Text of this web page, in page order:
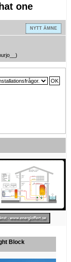
one
NYTT ÄMNE
)
Block